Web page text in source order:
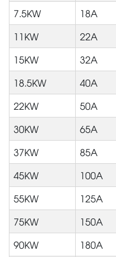
7.5KW 18A
11KW
22A
15KW
32A
18.5KW
40A
22KW
50A
30KW
65A
37KW
85A
45KW
100A
55KW
125A
75KW
150A
90KW
180A